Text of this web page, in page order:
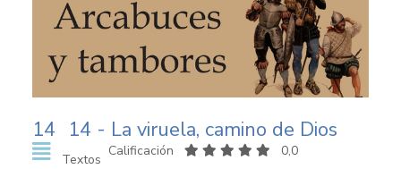
14 14 - La viruela, camino de Dios
Textos
Calificación 0,0